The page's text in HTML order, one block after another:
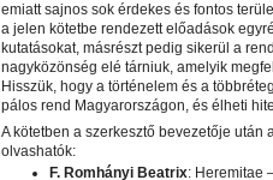
emiatt sajnos sok érdekes és fontos
a jelen kötetbe rendezett előadások
kutatásokat, másrészt pedig sikerül a
nagyközönség elé tárniuk, amelyik
Hisszük, hogy a történelem és a
pálos rend Magyarországon, és élheti
A kötetben a szerkesztő bevezetője után
olvashatók:
F. Romhányi Beatrix: Heremitae